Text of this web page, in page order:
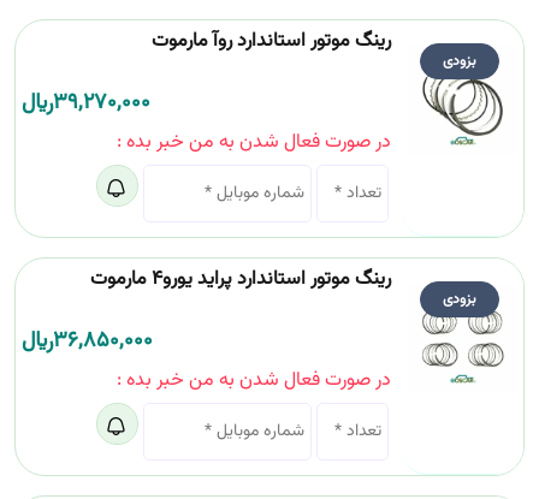
بزودی
رینگ موتور استاندارد روآ مارموت
39,270,000﷼
در صورت فعال شدن به من خبر بده :
بزودی
رینگ موتور استاندارد پراید یورو4 مارموت
36,850,000﷼
در صورت فعال شدن به من خبر بده :